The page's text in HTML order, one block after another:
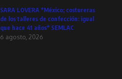
SARA LOVERA *México; costureras
de los talleres de confección: igual
que hace 41 años* SEMLAC
6 agosto, 2026